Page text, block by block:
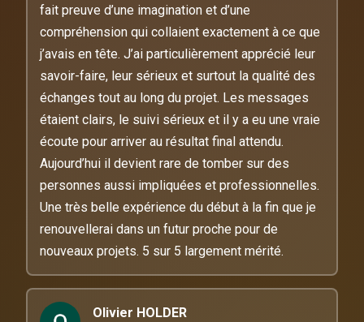
fait preuve d’une imagination et d’une
compréhension qui collaient exactement à ce que
j’avais en tête. J’ai particulièrement apprécié leur
savoir-faire, leur sérieux et surtout la qualité des
échanges tout au long du projet. Les messages
étaient clairs, le suivi sérieux et il y a eu une vraie
écoute pour arriver au résultat final attendu.
Aujourd’hui il devient rare de tomber sur des
personnes aussi impliquées et professionnelles.
Une très belle expérience du début à la fin que je
renouvellerai dans un futur proche pour de
nouveaux projets. 5 sur 5 largement mérité.
Olivier HOLDER